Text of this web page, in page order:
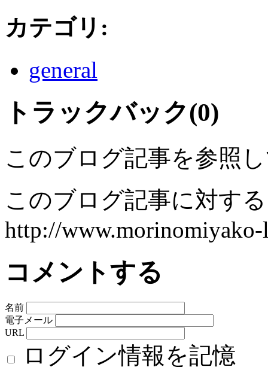
カテゴリ :
general
トラックバック(0)
このブログ記事を参照
このブログ記事に対す
http://
コメントする
名前
電子メール
URL
ログイン情報を記憶